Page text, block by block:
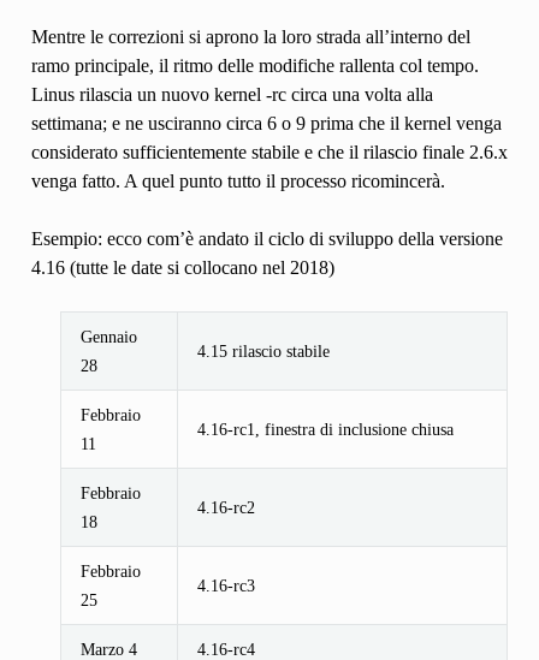
Mentre le correzioni si aprono la loro strada all’interno del
ramo principale, il ritmo delle modifiche rallenta col tempo.
Linus rilascia un nuovo kernel -rc circa una volta alla
settimana; e ne usciranno circa 6 o 9 prima che il kernel venga
considerato sufficientemente stabile e che il rilascio finale 2.6.x
venga fatto. A quel punto tutto il processo ricomincerà.
Esempio: ecco com’è andato il ciclo di sviluppo della versione
4.16 (tutte le date si collocano nel 2018)
Gennaio
28
4.15 rilascio stabile
Febbraio
11
4.16-rc1, finestra di inclusione chiusa
Febbraio
18
4.16-rc2
Febbraio
25
4.16-rc3
Marzo 4 4.16-rc4